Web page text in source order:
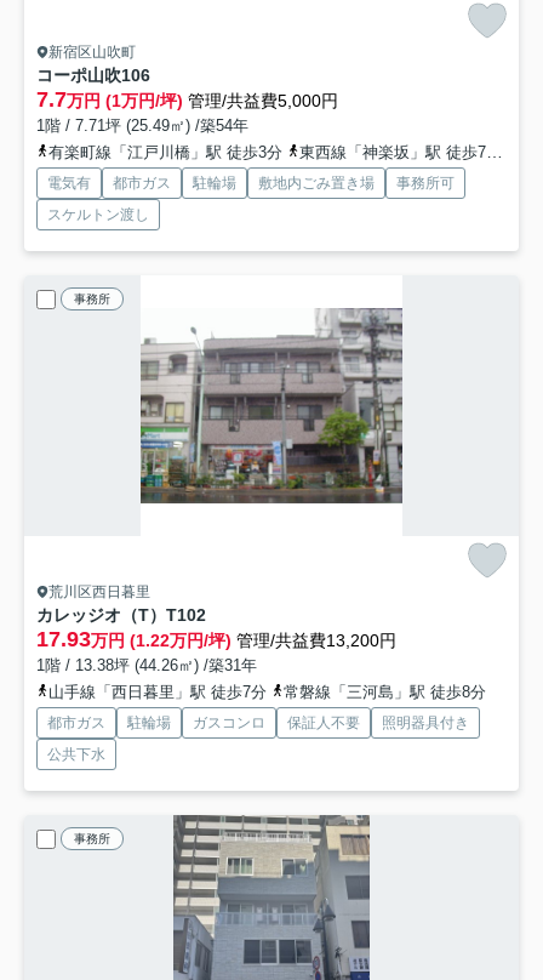
新宿区山吹町
コーポ山吹106
7.7万円 (1万円/坪) 管理/共益費5,000円
1階 / 7.71坪 (25.49㎡) /築54年
有楽町線「江戸川橋」駅 徒歩3分
東西線「神楽坂」駅 徒歩7分
電気有 都市ガス 駐輪場 敷地内ごみ置き場
事務所可
スケルトン渡し
事務所
荒川区西日暮里
カレッジオ（T） T102
17.93万円 (1.22万円/坪) 管理/共益費13,200円
1階 / 13.38坪 (44.26㎡) /築31年
山手線「西日暮里」駅 徒歩7分
常磐線「三河島」駅 徒歩8分
都市ガス 駐輪場 ガスコンロ 保証人不要
照明器具付き
公共下水
事務所